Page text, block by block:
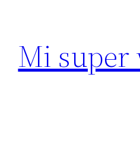
contenido
Mi super